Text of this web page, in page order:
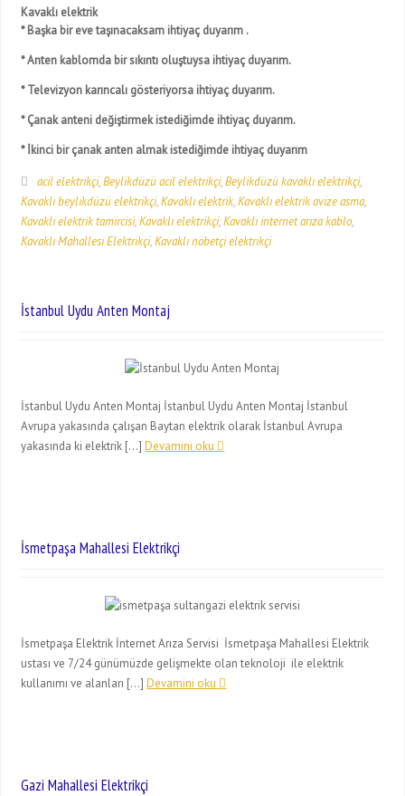
Kavaklı elektrik
* Başka bir eve taşınacaksam ihtiyaç duyarım .
* Anten kablomda bir sıkıntı oluştuysa ihtiyaç duyarım.
* Televizyon karıncalı gösteriyorsa ihtiyaç duyarım.
* Çanak anteni değiştirmek istediğimde ihtiyaç duyarım.
* İkinci bir çanak anten almak istediğimde ihtiyaç duyarım
acil elektrikçi,Beylikdüzü acil elektrikçi,Beylikdüzü kavaklı elektrikçi,
Kavaklı beylikdüzü elektrikçi,Kavaklı elektrik,Kavaklı elektrik avize asma,
Kavaklı elektrik tamircisi,Kavaklı elektrikçi,Kavaklı internet arıza kablo,
Kavaklı Mahallesi Elektrikçi,Kavaklı nöbetçi elektrikçi
İstanbul Uydu Anten Montaj
İstanbul Uydu Anten Montaj İstanbul Uydu Anten Montaj İstanbul
Avrupa yakasında çalışan Baytan elektrik olarak İstanbul Avrupa
yakasında ki elektrik […]Devamini oku
İsmetpaşa Mahallesi Elektrikçi
İsmetpaşa Elektrik İnternet Arıza Servisi İsmetpaşa Mahallesi Elektrik
ustası ve 7/24 günümüzde gelişmekte olan teknoloji ile elektrik
kullanımı ve alanları […]Devamini oku
Gazi Mahallesi Elektrikçi